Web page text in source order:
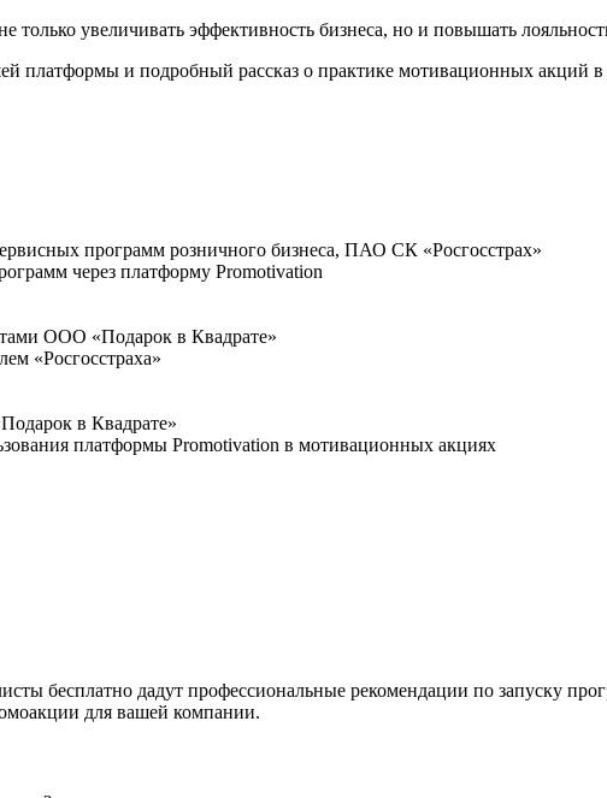
увеличивать эффективность бизнеса, но и повышать
платформы и подробный рассказ о практике мотивационных акций в
программ розничного бизнеса, ПАО СК «Росгосстрах»
через платформу Promotivation
ООО «Подарок в Квадрате»
«Росгосстраха»
в Квадрате»
платформы Promotivation в мотивационных акциях
бесплатно дадут профессиональные рекомендации по запуску
для вашей компании.